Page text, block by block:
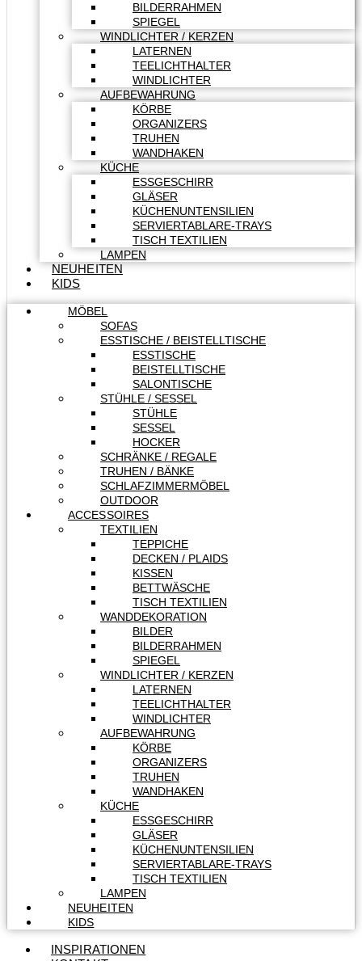
BILDERRAHMEN
SPIEGEL
WINDLICHTER / KERZEN
LATERNEN
TEELICHTHALTER
WINDLICHTER
AUFBEWAHRUNG
KÖRBE
ORGANIZERS
TRUHEN
WANDHAKEN
KÜCHE
ESSGESCHIRR
GLÄSER
KÜCHENUNTENSILIEN
SERVIERTABLARE-TRAYS
TISCH TEXTILIEN
LAMPEN
NEUHEITEN
KIDS
MÖBEL
SOFAS
ESSTISCHE / BEISTELLTISCHE
ESSTISCHE
BEISTELLTISCHE
SALONTISCHE
STÜHLE / SESSEL
STÜHLE
SESSEL
HOCKER
SCHRÄNKE / REGALE
TRUHEN / BÄNKE
SCHLAFZIMMERMÖBEL
OUTDOOR
ACCESSOIRES
TEXTILIEN
TEPPICHE
DECKEN / PLAIDS
KISSEN
BETTWÄSCHE
TISCH TEXTILIEN
WANDDEKORATION
BILDER
BILDERRAHMEN
SPIEGEL
WINDLICHTER / KERZEN
LATERNEN
TEELICHTHALTER
WINDLICHTER
AUFBEWAHRUNG
KÖRBE
ORGANIZERS
TRUHEN
WANDHAKEN
KÜCHE
ESSGESCHIRR
GLÄSER
KÜCHENUNTENSILIEN
SERVIERTABLARE-TRAYS
TISCH TEXTILIEN
LAMPEN
NEUHEITEN
KIDS
INSPIRATIONEN